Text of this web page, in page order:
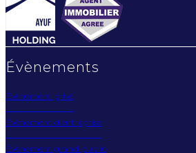
Évènements
Évènement privé
Évènement d'entreprise
Évènement grand public